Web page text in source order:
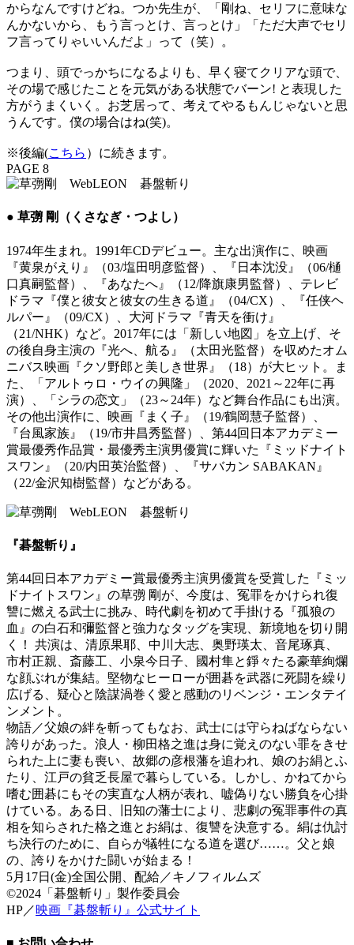
からなんですけどね。つか先生が、「剛ね、セリフに意味な
んかないから、もう言っとけ、言っとけ」「ただ大声でセリ
フ言ってりゃいいんだよ」って（笑）。
つまり、頭でっかちになるよりも、早く寝てクリアな頭で、
その場で感じたことを元気がある状態でバーン! と表現した
方がうまくいく。お芝居って、考えてやるもんじゃないと思
うんです。僕の場合はね(笑)。
※後編(こちら ）に続きます。
PAGE 8
● 草彅 剛（くさなぎ・つよし）
1974年生まれ。1991年CDデビュー。主な出演作に、映画
『黄泉がえり』（03/塩田明彦監督）、『日本沈没』（06/樋
口真嗣監督）、『あなたへ』（12/降旗康男監督）、テレビ
ドラマ『僕と彼女と彼女の生きる道』（04/CX）、『任侠ヘ
ルパー』（09/CX）、大河ドラマ『青天を衝け』
（21/NHK）など。2017年には「新しい地図」を立上げ、そ
の後自身主演の『光へ、航る』（太田光監督）を収めたオム
ニバス映画『クソ野郎と美しき世界』（18）が大ヒット。ま
た、「アルトゥロ・ウイの興隆」（2020、2021～22年に再
演）、「シラの恋文」（23～24年）など舞台作品にも出演。
その他出演作に、映画『まく子』（19/鶴岡慧子監督）、
『台風家族』（19/市井昌秀監督）、第44回日本アカデミー
賞最優秀作品賞・最優秀主演男優賞に輝いた『ミッドナイト
スワン』（20/内田英治監督）、『サバカン SABAKAN』
（22/金沢知樹監督）などがある。
『碁盤斬り』
第44回日本アカデミー賞最優秀主演男優賞を受賞した『ミッ
ドナイトスワン』の草彅 剛が、今度は、冤罪をかけられ復
讐に燃える武士に挑み、時代劇を初めて手掛ける『孤狼の
血』の白石和彌監督と強力なタッグを実現、新境地を切り開
く！ 共演は、清原果耶、中川大志、奥野瑛太、音尾琢真、
市村正親、斎藤工、小泉今日子、國村隼と錚々たる豪華絢爛
な顔ぶれが集結。堅物なヒーローが囲碁を武器に死闘を繰り
広げる、疑心と陰謀渦巻く愛と感動のリベンジ・エンタテイ
ンメント。
物語／父娘の絆を斬ってもなお、武士には守らねばならない
誇りがあった。浪人・柳田格之進は身に覚えのない罪をきせ
られた上に妻も喪い、故郷の彦根藩を追われ、娘のお絹とふ
たり、江戸の貧乏長屋で暮らしている。しかし、かねてから
嗜む囲碁にもその実直な人柄が表れ、嘘偽りない勝負を心掛
けている。ある日、旧知の藩士により、悲劇の冤罪事件の真
相を知らされた格之進とお絹は、復讐を決意する。絹は仇討
ち決行のために、自らが犠牲になる道を選び……。父と娘
の、誇りをかけた闘いが始まる！
5月17日(金)全国公開、配給／キノフィルムズ
©2024「碁盤斬り」製作委員会
HP／映画『碁盤斬り』公式サイト